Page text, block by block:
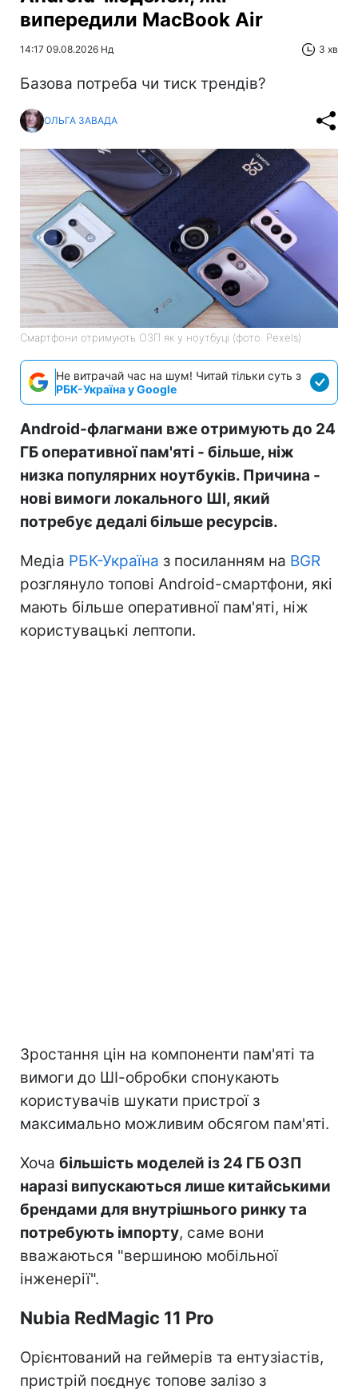
випередили MacBook Air
14:17 09.08.2026 Нд 3 хв
Базова потреба чи тиск трендів?
ОЛЬГА ЗАВАДА
Смартфони отримують ОЗП як у ноутбуці (фото: Pexels)
Не витрачай час на шум! Читай тільки суть з
РБК-Україна у Google
Android-флагмани вже отримують до 24
ГБ оперативної пам'яті - більше, ніж
низка популярних ноутбуків. Причина -
нові вимоги локального ШІ, який
потребує дедалі більше ресурсів.
Медіа РБК-Україна з посиланням на BGR
розглянуло топові Android-смартфони, які
мають більше оперативної пам'яті, ніж
користувацькі лептопи.
Зростання цін на компоненти пам'яті та
вимоги до ШІ-обробки спонукають
користувачів шукати пристрої з
максимально можливим обсягом пам'яті.
Хоча більшість моделей із 24 ГБ ОЗП
наразі випускаються лише китайськими
брендами для внутрішнього ринку та
потребують імпорту, саме вони
вважаються "вершиною мобільної
інженерії".
Nubia RedMagic 11 Pro
Орієнтований на геймерів та ентузіастів,
пристрій поєднує топове залізо з